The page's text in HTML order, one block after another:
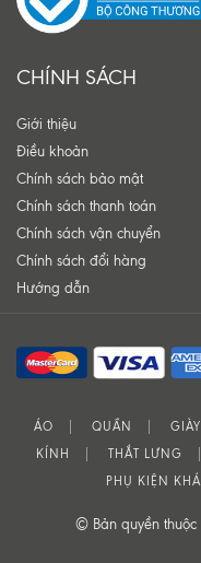
CHÍNH SÁCH
Giới thiệu
Điều khoản
Chính sách bảo mật
Chính sách thanh toán
Chính sách vận chuyển
Chính sách đổi hàng
Hướng dẫn
ÁO QUẦN GIÀY
KÍNH
THẮT LƯNG
PHỤ KIỆN
© Bản quyền thuộc